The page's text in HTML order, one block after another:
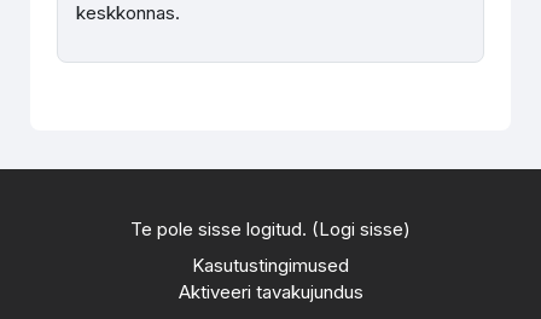
keskkonnas.
Te pole sisse logitud. (Logi sisse)
Kasutustingimused
Aktiveeri tavakujundus